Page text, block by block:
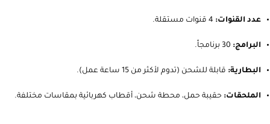
عدد القنوات:
البرامج:
البطارية: قابلة للشحن (تدوم لأكثر من 15 ساعة عمل).
الملحقات: حقيبة حمل، محطة شحن، أقطاب كهربائية بمقاسات مختلفة.